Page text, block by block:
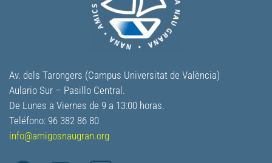
Av. dels Tarongers (Campus Universitat de València)
Aulario Sur – Pasillo Central.
De Lunes a Viernes de 9 a 13:00 horas.
Teléfono: 96 382 86 80
info@amigosnaugran.org